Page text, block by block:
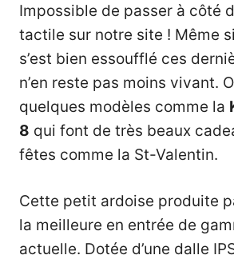
Impossible de passer à côté
tactile sur notre site ! Même
s’est bien essoufflé ces
n’en reste pas moins vivant.
quelques modèles comme la
8 qui font de très beaux
fêtes comme la St-Valentin.
Cette petit ardoise produite
la meilleure en entrée de
actuelle. Dotée d’une dalle